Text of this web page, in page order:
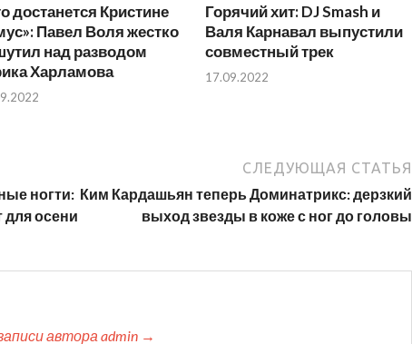
достанется Кристине
Павел Воля жестко
над разводом
Харламова
Горячий хит: DJ Smash и
Валя Карнавал выпустили
совместный трек
17.09.2022
ногти:
для осени
СЛЕДУЮЩАЯ СТАТЬЯ
Ким Кардашьян теперь Доминатрикс: дерзкий
выход звезды в коже с ног до головы
автора admin →